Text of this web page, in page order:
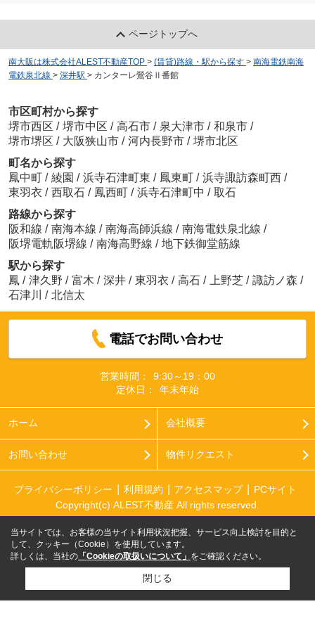
ページトップへ
南大阪は株式会社ALEST不動産TOP > (賃貸)路線・駅から探す > 南海電鉄南海
電鉄泉北線 > 深井駅 > カンターレ鶯谷Ⅱ番館
市区町村から探す
堺市西区 / 堺市中区 / 高石市 / 泉大津市 / 和泉市 /
堺市堺区 / 大阪狭山市 / 河内長野市 / 堺市北区
町名から探す
鳳中町 / 綾園 / 浜寺石津町東 / 鳳東町 / 浜寺諏訪森町西 /
東羽衣 / 西取石 / 鳳西町 / 浜寺石津町中 / 取石
路線から探す
阪和線 / 南海本線 / 南海高師浜線 / 南海電鉄泉北線 /
阪堺電軌阪堺線 / 南海高野線 / 地下鉄御堂筋線
駅から探す
鳳 / 津久野 / 富木 / 深井 / 東羽衣 / 高石 / 上野芝 / 諏訪ノ森 /
石津川
/ 北信太
電話でお問い合わせ
営業時間：
9:30～19：00
定休日：
年末年始
ホーム 会社概要
お問い合わせ 物件リクエスト
プライバシーポリシー 利用規約 アクセスマップ
PCサイト
Copyright(c) ALEST不動産 All rights reserved.
当サイトでは、お客様の当サイト利用状況把握、サービス向上検討を目的と
して、クッキー（Cookie）を使用しています。
詳しくは、当社の 「Cookieの取扱いについて」 をご確認ください。
閉じる